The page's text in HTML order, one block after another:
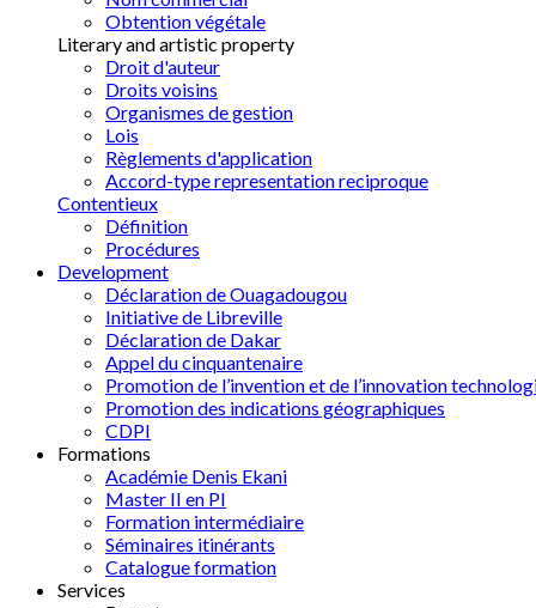
Obtention végétale
Literary and artistic property
Droit d'auteur
Droits voisins
Organismes de gestion
Lois
Règlements d'application
Accord-type representation reciproque
Contentieux
Définition
Procédures
Development
Déclaration de Ouagadougou
Initiative de Libreville
Déclaration de Dakar
Appel du cinquantenaire
Promotion de l’invention et de l’innovation
Promotion des indications géographiques
CDPI
Formations
Académie Denis Ekani
Master II en PI
Formation intermédiaire
Séminaires itinérants
Catalogue formation
Services